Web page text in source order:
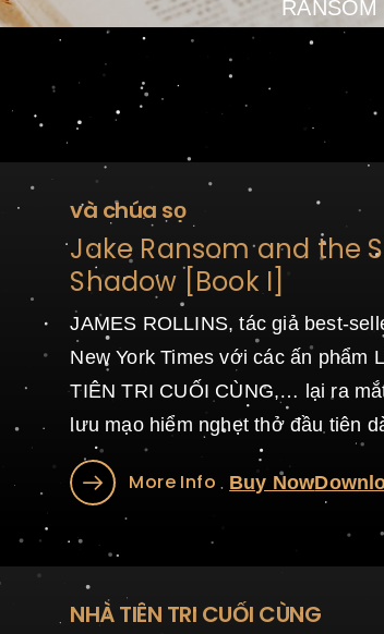
RANSOM
và chúa sọ
Jake Ransom and the
Shadow [Book I]
JAMES ROLLINS, tác giả best-
New York Times với các ấn phẩm
TIÊN TRI CUỐI CÙNG,… lại ra
lưu mạo hiểm nghẹt thở đầu tiên
More Info Buy Now
NHÀ TIÊN TRI CUỐI CÙNG